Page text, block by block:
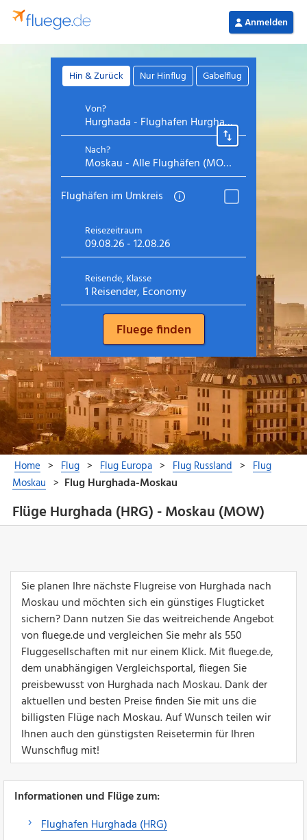
Flüge Hurghada (HRG) - Moskau (MOW)
Sie planen Ihre nächste Flugreise von Hurghada nach
Moskau und möchten sich ein günstiges Flugticket
sichern? Dann nutzen Sie das weitreichende Angebot
von fluege.de und vergleichen Sie mehr als 550
Fluggesellschaften mit nur einem Klick. Mit fluege.de,
dem unabhängigen Vergleichsportal, fliegen Sie
preisbewusst von Hurghada nach Moskau. Dank der
aktuellen und besten Preise finden Sie mit uns die
billigsten Flüge nach Moskau. Auf Wunsch teilen wir
Ihnen auch den günstigsten Reisetermin für Ihren
Wunschflug mit!
Informationen und Flüge zum:
Flughafen Hurghada (HRG)